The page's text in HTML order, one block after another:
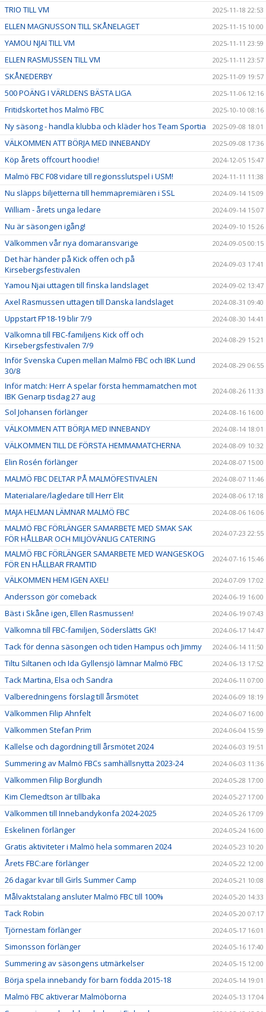
TRIO TILL VM 2025-11-18 22:53
ELLEN MAGNUSSON TILL SKÅNELAGET 2025-11-15 10:00
YAMOU NJAI TILL VM 2025-11-11 23:59
ELLEN RASMUSSEN TILL VM 2025-11-11 23:57
SKÅNEDERBY 2025-11-09 19:57
500 POÄNG I VÄRLDENS BÄSTA LIGA 2025-11-06 12:16
Fritidskortet hos Malmö FBC 2025-10-10 08:16
Ny säsong - handla klubba och kläder hos Team Sportia 2025-09-08 18:01
VÄLKOMMEN ATT BÖRJA MED INNEBANDY 2025-09-08 17:36
Köp årets offcourt hoodie! 2024-12-05 15:47
Malmö FBC F08 vidare till regionsslutspel i USM! 2024-11-11 11:38
Nu släpps biljetterna till hemmapremiären i SSL 2024-09-14 15:09
William - årets unga ledare 2024-09-14 15:07
Nu är säsongen igång! 2024-09-10 15:26
Välkommen vår nya domaransvarige 2024-09-05 00:15
Det här händer på Kick offen och på
Kirsebergsfestivalen
2024-09-03 17:41
Yamou Njai uttagen till finska landslaget 2024-09-02 13:47
Axel Rasmussen uttagen till Danska landslaget 2024-08-31 09:40
Uppstart FP18-19 blir 7/9 2024-08-30 14:41
Välkomna till FBC-familjens Kick off och
Kirsebergsfestivalen 7/9
2024-08-29 15:21
Inför Svenska Cupen mellan Malmö FBC och IBK Lund
30/8
2024-08-29 06:55
Inför match: Herr A spelar första hemmamatchen mot
IBK Genarp tisdag 27 aug
2024-08-26 11:33
Sol Johansen förlänger 2024-08-16 16:00
VÄLKOMMEN ATT BÖRJA MED INNEBANDY 2024-08-14 18:01
VÄLKOMMEN TILL DE FÖRSTA HEMMAMATCHERNA 2024-08-09 10:32
Elin Rosén förlänger 2024-08-07 15:00
MALMÖ FBC DELTAR PÅ MALMÖFESTIVALEN 2024-08-07 11:46
Materialare/lagledare till Herr Elit 2024-08-06 17:18
MAJA HELMAN LÄMNAR MALMÖ FBC 2024-08-06 16:06
MALMÖ FBC FÖRLÄNGER SAMARBETE MED SMAK SAK
FÖR HÅLLBAR OCH MILJÖVÄNLIG CATERING
2024-07-23 22:55
MALMÖ FBC FÖRLÄNGER SAMARBETE MED WANGESKOG
FÖR EN HÅLLBAR FRAMTID
2024-07-16 15:46
VÄLKOMMEN HEM IGEN AXEL! 2024-07-09 17:02
Andersson gör comeback 2024-06-19 16:00
Bäst i Skåne igen, Ellen Rasmussen! 2024-06-19 07:43
Välkomna till FBC-familjen, Söderslätts GK! 2024-06-17 14:47
Tack för denna säsongen och tiden Hampus och Jimmy 2024-06-14 11:50
Tiltu Siltanen och Ida Gyllensjö lämnar Malmö FBC 2024-06-13 17:52
Tack Martina, Elsa och Sandra 2024-06-11 07:00
Valberedningens förslag till årsmötet 2024-06-09 18:19
Välkommen Filip Ahnfelt 2024-06-07 16:00
Välkommen Stefan Prim 2024-06-04 15:59
Kallelse och dagordning till årsmötet 2024 2024-06-03 19:51
Summering av Malmö FBCs samhällsnytta 2023-24 2024-06-03 11:36
Välkommen Filip Borglundh 2024-05-28 17:00
Kim Clemedtson är tillbaka 2024-05-27 17:00
Välkommen till Innebandykonfa 2024-2025 2024-05-26 17:09
Eskelinen förlänger 2024-05-24 16:00
Gratis aktiviteter i Malmö hela sommaren 2024 2024-05-23 10:20
Årets FBC:are förlänger 2024-05-22 12:00
26 dagar kvar till Girls Summer Camp 2024-05-21 10:08
Målvaktstalang ansluter Malmö FBC till 100% 2024-05-20 14:33
Tack Robin 2024-05-20 07:17
Tjörnestam förlänger 2024-05-17 16:01
Simonsson förlänger 2024-05-16 17:40
Summering av säsongens utmärkelser 2024-05-15 12:00
Börja spela innebandy för barn födda 2015-18 2024-05-14 19:01
Malmö FBC aktiverar Malmöborna 2024-05-13 17:04